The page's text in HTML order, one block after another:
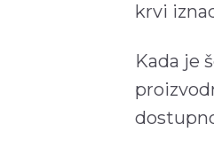
krvi
Kada je